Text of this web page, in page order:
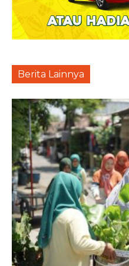
Berita Lainnya